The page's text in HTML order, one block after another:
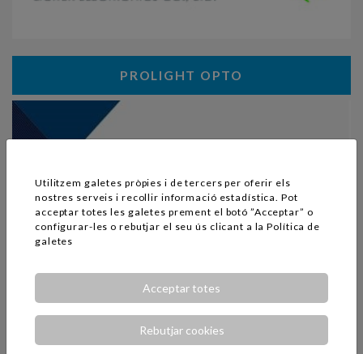
PROLIGHT OPTO
Utilitzem galetes pròpies i de tercers per oferir els
nostres serveis i recollir informació estadística. Pot
acceptar totes les galetes prement el botó ”Acceptar” o
configurar-les o rebutjar el seu ús clicant a laPolítica de
galetes
Acceptar totes
Rebutjar cookies